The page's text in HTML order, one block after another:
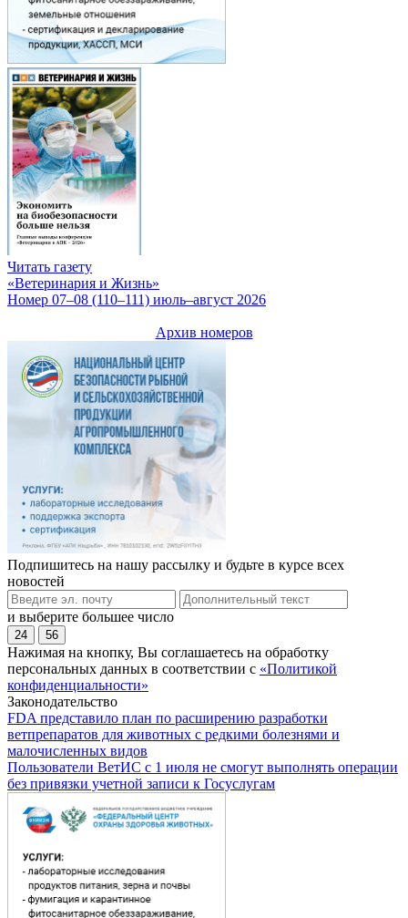
Читать газету
«Ветеринария и Жизнь»
Номер 07–08 (110–111) июль–август 2026
Архив номеров
Подпишитесь на нашу рассылку и будьте в курсе всех
новостей
и выберите большее число
24 56
Нажимая на кнопку, Вы соглашаетесь на обработку
персональных данных в соответствии с «Политикой
конфиденциальности»
Законодательство
FDA представило план по расширению разработки
ветпрепаратов для животных с редкими болезнями и
малочисленных видов
Пользователи ВетИС с 1 июля не смогут выполнять операции
без привязки учетной записи к Госуслугам